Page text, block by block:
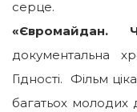
серце.
«Євромайдан.
документальна
Гідності. Фільм
багатьох молодих